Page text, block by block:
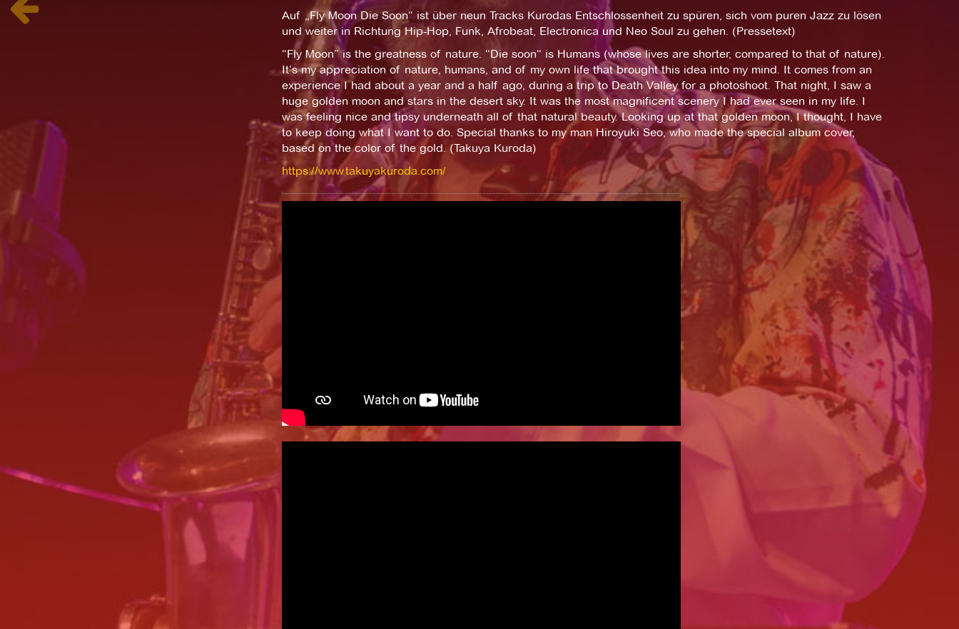
Auf „Fly Moon Die Soon“ ist über neun Tracks Kurodas Entschlossenheit zu spüren, sich vom puren Jazz zu lösen
und weiter in Richtung Hip-Hop, Funk, Afrobeat, Electronica und Neo Soul zu gehen. (Pressetext)
“Fly Moon” is the greatness of nature. “Die soon“ is Humans (whose lives are shorter, compared to that of nature).
It’s my appreciation of nature, humans, and of my own life that brought this idea into my mind. It comes from an
experience I had about a year and a half ago, during a trip to Death Valley for a photoshoot. That night, I saw a
huge golden moon and stars in the desert sky. It was the most magnificent scenery I had ever seen in my life. I
was feeling nice and tipsy underneath all of that natural beauty. Looking up at that golden moon, I thought, I have
to keep doing what I want to do. Special thanks to my man Hiroyuki Seo, who made the special album cover,
based on the color of the gold. (Takuya Kuroda)
https://www.takuyakuroda.com/